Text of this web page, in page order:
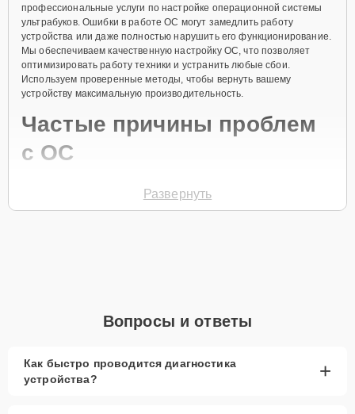
профессиональные услуги по настройке операционной системы
ультрабуков. Ошибки в работе ОС могут замедлить работу
устройства или даже полностью нарушить его функционирование.
Мы обеспечиваем качественную настройку ОС, что позволяет
оптимизировать работу техники и устранить любые сбои.
Используем проверенные методы, чтобы вернуть вашему
устройству максимальную производительность.
Частые причины проблем
с ОС
Сбой в обновлениях системы
Вирусное заражение
39-12 или оставьтеЗаявку на сайте. Специалист перезвонит в
течение минуты для уточнения всех вопросов и записи на
Главные особенности
Развернуть
Вопросы и ответы
Как быстро проводится диагностика
устройства?
+